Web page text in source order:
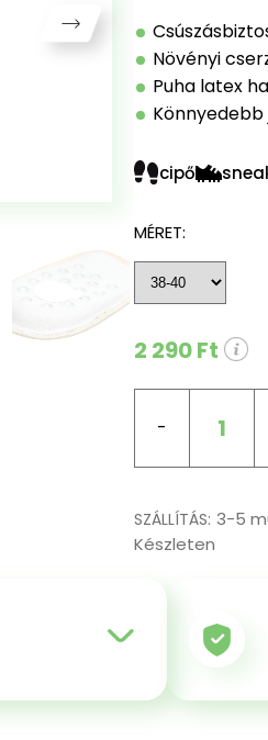
Növényi
Puha latex
cipő
MÉRET:
2 290 Ft
1
SZÁLLÍTÁS: 3-5
Készleten